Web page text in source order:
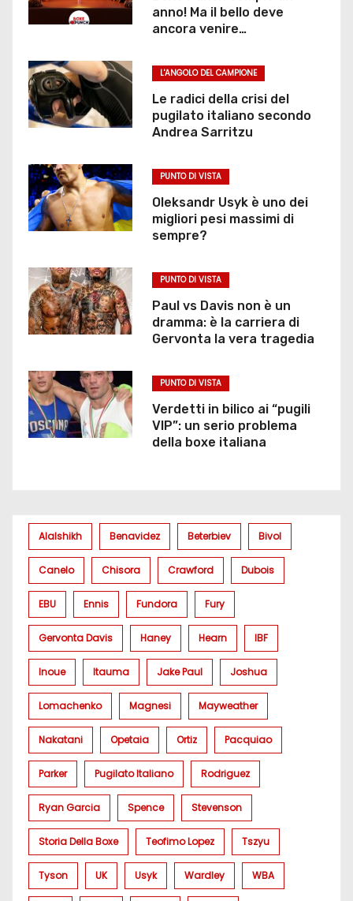
anno! Ma il bello deve
ancora venire…
L'ANGOLO DEL CAMPIONE
Le radici della crisi del
pugilato italiano secondo
Andrea Sarritzu
PUNTO DI VISTA
Oleksandr Usyk è uno dei
migliori pesi massimi di
sempre?
PUNTO DI VISTA
Paul vs Davis non è un
dramma: è la carriera di
Gervonta la vera tragedia
PUNTO DI VISTA
Verdetti in bilico ai “pugili
VIP”: un serio problema
della boxe italiana
Alalshikh Benavidez Beterbiev Bivol
Canelo Chisora Crawford Dubois
EBU Ennis Fundora Fury
Gervonta Davis Haney Hearn IBF
Inoue Itauma Jake Paul Joshua
Lomachenko Magnesi Mayweather
Nakatani Opetaia Ortiz Pacquiao
Parker Pugilato Italiano Rodriguez
Ryan Garcia Spence Stevenson
Storia Della Boxe Teofimo Lopez Tszyu
Tyson UK Usyk Wardley WBA